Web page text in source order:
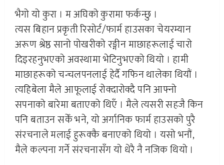
भैगो यो कुरा । म अघिको कुरामा फर्कन्छु ।
त्यस बिहान प्रकृती रिसोर्ट/फार्म हाउसका चेयरम्यान
अरू‌ण श्रेष्ठ सानो पोखरीको रङ्गीन माछाहरूलाई चारो
दिइरहनुभएको अवस्थामा भेटिनुभएको थियो । हामी
माछाहरूको चन्चलपनलाई हेर्दै गफिन थालेका थियौं ।
त्यहिबेला मैले आफूलाई रोक्दारोक्दै पनि आफ्नो
सपनाको बारेमा बताएको थिएँ । मैले त्यसरी सहजै किन
पनि बताउन सकेँ भने, यो अर्गानिक फार्म हाउसको पुरै
संरचनाले मलाई हुरूक्कै बनाएको थियो । यसो भनौं,
मैले कल्पना गर्ने संरचनासँग यो धेरै नै नजिक थियो ।